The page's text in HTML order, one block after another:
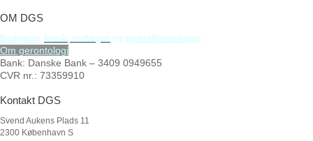
OM DGS
Bestyrelse, formål, vedtægter og generalforsamlinger
Om gerontologi
Bank: Danske Bank – 3409 0949655
CVR nr.: 73359910
Kontakt DGS
Svend Aukens Plads 11
2300 København S